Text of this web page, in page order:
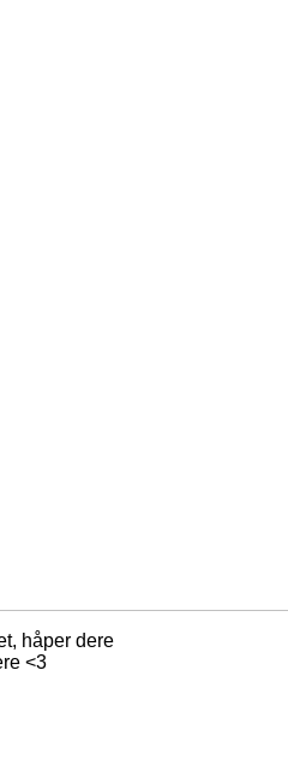
håper dere
<3